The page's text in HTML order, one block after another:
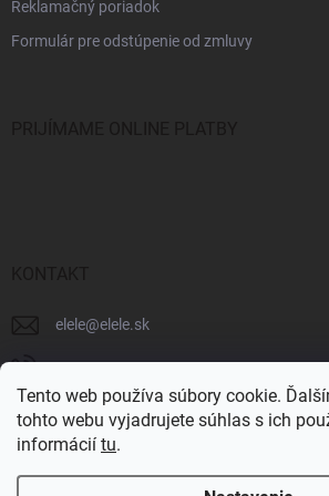
Tento web používa súbory cookie.
tohto webu vyjadrujete súhlas s ich
informácií tu.
Reklamačný poriadok
Formulár pre odstúpenie od zmluvy
elele@elele.sk
+421 911 706 102